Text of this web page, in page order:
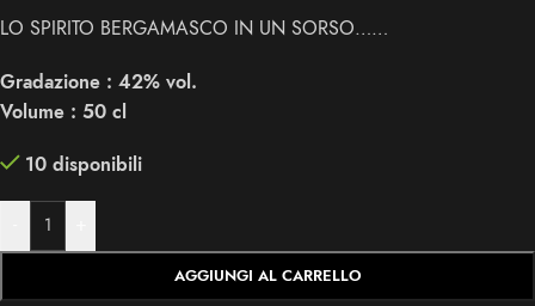
LO SPIRITO BERGAMASCO IN UN SORSO……
Gradazione : 42% vol.
Volume : 50 cl
10 disponibili
AGGIUNGI AL CARRELLO